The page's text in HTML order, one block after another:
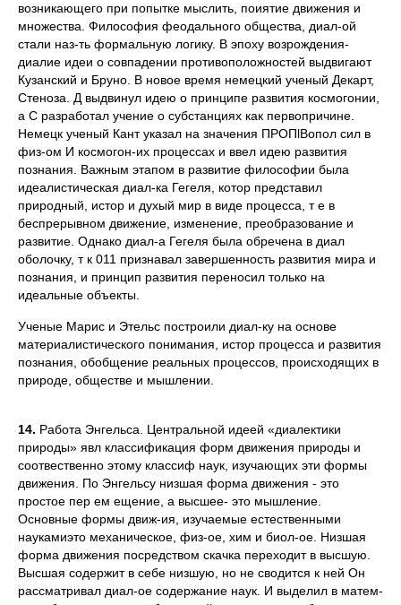
возникающего при попытке мыслить, поиятие движения и
множества. Философия феодального общества, диал-ой
стали наз-ть формальную логику. В эпоху возрождения-
диалие идеи о совпадении противоположностей выдвигают
Кузанский и Бруно. В новое время немецкий ученый Декарт,
Стеноза. Д выдвинул идею о принципе развития космогонии,
а С разработал учение о субстанциях как первопричине.
Немецк ученый Кант указал на значения ПРОПlВопол сил в
физ-ом И космогон-их процессах и ввел идею развития
познания. Важным этапом в развитие философии была
идеалистическая диал-ка Гегеля, котор представил
природный, истор и духый мир в виде процесса, т е в
беспрерывном движение, изменение, преобразование и
развитие. Однако диал-а Гегеля была обречена в диал
оболочку, т к 011 признавал завершенность развития мира и
познания, и принцип развития переносил только на
идеальные объекты.
Ученые Марис и Этельс построили диал-ку на основе
материалистического понимания, истор процесса и развития
познания, обобщение реальных процессов, происходящих в
природе, обществе и мышлении.
14. Работа Энгельса. Центральной идеей «диалектики
природы» явл классификация форм движения природы и
соотвественно этому классиф наук, изучающих эти формы
движения. По Энгельсу низшая форма движения - это
простое пер ем ещение, а высшее- это мышление.
Основные формы движ-ия, изучаемые естественными
наукамиэто механическое, физ-ое, хим и биол-ое. Низшая
форма движения посредством скачка переходит в высшую.
Высшая содержит в себе низшую, но не сводится к ней Он
рассматривал диал-ое содержание наук. И выделил в матем-